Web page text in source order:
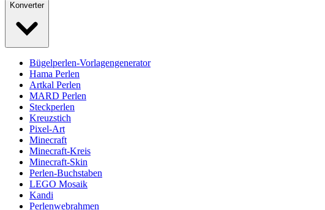
Konverter
Bügelperlen-Vorlagengenerator
Hama Perlen
Artkal Perlen
MARD Perlen
Steckperlen
Kreuzstich
Pixel-Art
Minecraft
Minecraft-Kreis
Minecraft-Skin
Perlen-Buchstaben
LEGO Mosaik
Kandi
Perlenwebrahmen